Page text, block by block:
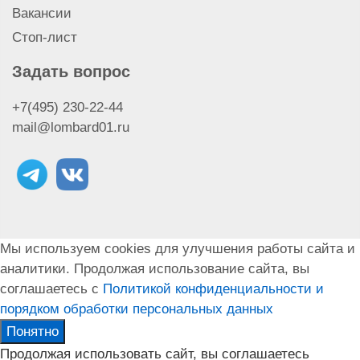
Сдать IPhone Xr
Сдать наушники Airpods Pro 2
Сдать наушники Airpods 3
Сдать моноблок iMac
Сдать MacBook Pro
Сдать Magic Keyboard и Magic Mouse
Сдать IPhone Xs
Сдать наушники Airpods 2
Сдать ноутбук Apple
Сдать Apple TV
Сдать Macbook
Вакансии
Стоп-лист
Задать вопрос
+7(495) 230-22-44
mail@lombard01.ru
Мы используем cookies для улучшения работы сайта и
аналитики. Продолжая использование сайта, вы
соглашаетесь с Политикой конфиденциальности и
порядком обработки персональных данных
Понятно
Продолжая использовать сайт, вы соглашаетесь